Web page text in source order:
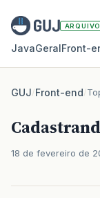
ARQUIVO
JavaGeral
GUJ/Front-end/
18 de fevereiro de